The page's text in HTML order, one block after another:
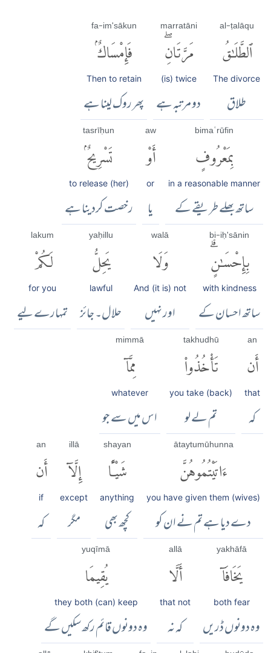
al-ṭalāqu
ٱلطَّلَٰقُ
The divorce
طلاق
marratāni
مَرَّتَانِۖ
(is) twice
دو مرتبہ ہے
fa-im'sākun
فَإِمْسَاكٌۢ
Then to retain
پھر روک لینا ہے
bimaʿrūfin
بِمَعْرُوفٍ
in a reasonable manner
ساتھ بھلے طریقے کے
aw
أَوْ
or
یا
tasrīḥun
تَسْرِيحٌۢ
to release (her)
رخصت کردینا ہے
bi-iḥ'sānin
بِإِحْسَٰنٍۗ
with kindness
ساتھ احسان کے
walā
وَلَا
And (it is) not
اور نہیں
yaḥillu
يَحِلُّ
lawful
حلال۔ جائز
lakum
لَكُمْ
for you
تمہارے لیے
an
أَن
that
کہ
takhudhū
تَأْخُذُوا۟
you take (back)
تم لے لو
mimmā
مِمَّآ
whatever
اس میں سے جو
ātaytumūhunna
ءَاتَيْتُمُوهُنَّ
you have given them (wives)
دے دیا ہے تم نے ان کو
shayan
شَيْـًٔا
anything
کچھ بھی
illā
إِلَّآ
except
مگر
an
أَن
if
کہ
yakhāfā
يَخَافَآ
both fear
وہ دونوں ڈریں
allā
أَلَّا
that not
کہ نہ
yuqīmā
يُقِيمَا
they both (can) keep
وہ دونوں قائم رکھ سکیں گے